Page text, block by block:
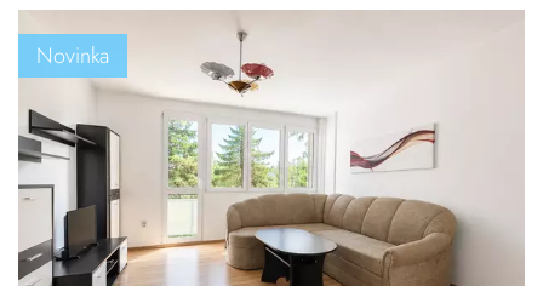
Novinka